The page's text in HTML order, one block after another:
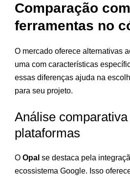
Comparação
ferramentas no
O mercado oferece alternativas
uma com características
essas diferenças ajuda na
para seu projeto.
Análise
plataformas
O Opal se destaca pela
ecossistema Google. Isso